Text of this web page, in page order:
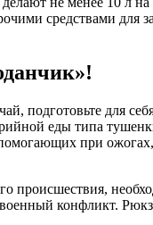
средствами для
подготовьте для
еды типа
при
происшествия,
конфликт.